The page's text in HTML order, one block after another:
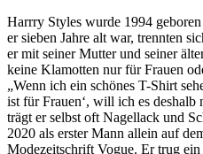
Harrry Styles wurde 1994
er sieben Jahre alt war, trennten
er mit seiner Mutter und seiner
keine Klamotten nur für Frauen
„Wenn ich ein schönes T-Shirt
ist für Frauen‘, will ich es
trägt er selbst oft Nagellack und
2020 als erster Mann allein auf
Modezeitschrift Vogue. Er trug